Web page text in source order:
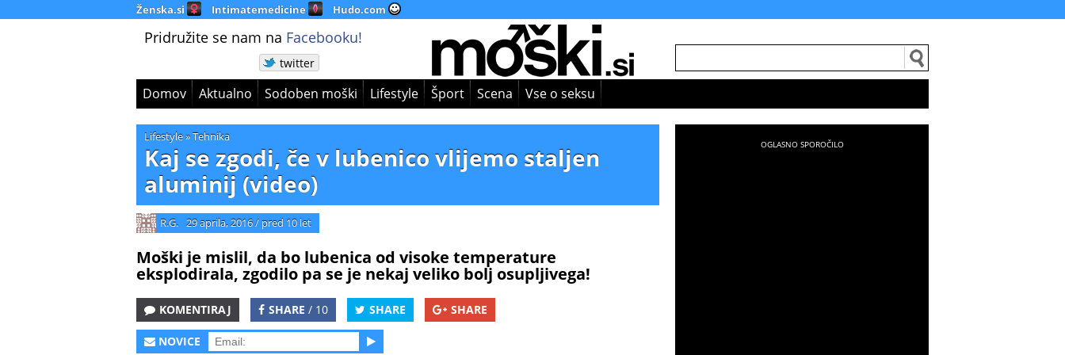
Ženska.si Intimatemedicine Hudo.com
Pridružite se nam na Facebooku!
twitter
Domov Aktualno Sodoben moški Lifestyle Šport Scena Vse o seksu
Lifestyle»Tehnika
Kaj se zgodi, če v lubenico vlijemo staljen
aluminij (video)
R.G. 29 aprila, 2016/ pred 10 let
Moški je mislil, da bo lubenica od visoke temperature
eksplodirala, zgodilo pa se je nekaj veliko bolj osupljivega!
KOMENTIRAJ SHARE / 10 SHARE SHARE
NOVICE